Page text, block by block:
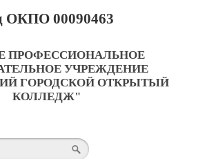
ОКПО 00090463
ПРОФЕССИОНАЛЬНОЕ
УЧРЕЖДЕНИЕ
ГОРОДСКОЙ ОТКРЫТЫЙ
КОЛЛЕДЖ"